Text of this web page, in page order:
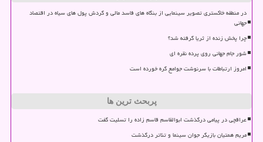
در منطقه خاکستری تصویر سینمایی از بنگاه های فاسد مالی و گردش پول های سیاه در اقتصاد
جهانی
چرا پخش زنده از ثریا گرفته شد؟
شور جام جهانی روی پرده نقره ای
امروز ارتباطات با سرنوشت جوامع گره خورده است
پربحث ترین ها
عراقچی در پیامی درگذشت ابوالقاسم قاسم زاده را تسلیت گفت
مریم همتیان بازیگر جوان سینما و تئاتر درگذشت